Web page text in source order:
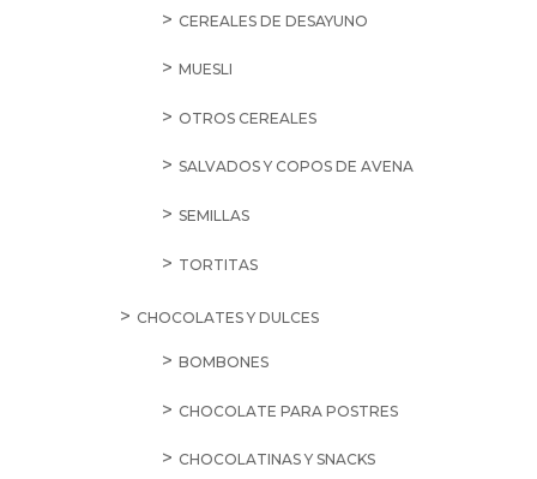
CEREALES DE DESAYUNO
MUESLI
OTROS CEREALES
SALVADOS Y COPOS DE AVENA
SEMILLAS
TORTITAS
CHOCOLATES Y DULCES
BOMBONES
CHOCOLATE PARA POSTRES
CHOCOLATINAS Y SNACKS